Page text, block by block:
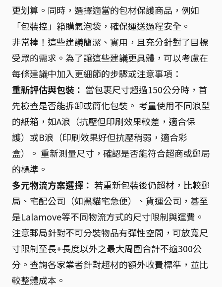
更划算。同時，選擇適當的包材保護商品，例如
「包裝控」箱購氣泡袋，確保運送過程安全。
非常棒！這些建議簡潔、實用，且充分針對了目標
受眾的需求。為了讓這些建議更具體，可以考慮在
每條建議中加入更細節的步驟或注意事項：
重新評估與包裝： 當包裹尺寸超過150公分時，首
先檢查是否能拆卸或簡化包裝。 考量使用不同浪型
的紙箱，如A浪（抗壓但印刷效果較差，適合保
護）或B浪（印刷效果好但抗壓稍弱，適合彩
盒）。 重新測量尺寸，確認是否能符合超商或郵局
的標準。
多元物流方案選擇： 若重新包裝後仍超材，比較郵
局、宅配公司（如黑貓宅急便）、貨運公司，甚至
是Lalamove等不同物流方式的尺寸限制與運費。
注意郵局針對不可分裝物品有彈性空間，可放寬尺
寸限制至長+長度以外之最大周圍合計不逾300公
分。查詢各家業者針對超材的額外收費標準，並比
較整體成本。